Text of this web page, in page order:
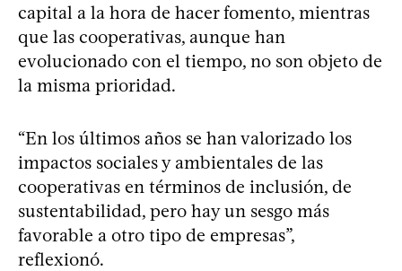
capital a la hora de hacer fomento, mientras
que las cooperativas, aunque han
evolucionado con el tiempo, no son objeto de
la misma prioridad.
“En los últimos años se han valorizado los
impactos sociales y ambientales de las
cooperativas en términos de inclusión, de
sustentabilidad, pero hay un sesgo más
favorable a otro tipo de empresas”,
reflexionó.